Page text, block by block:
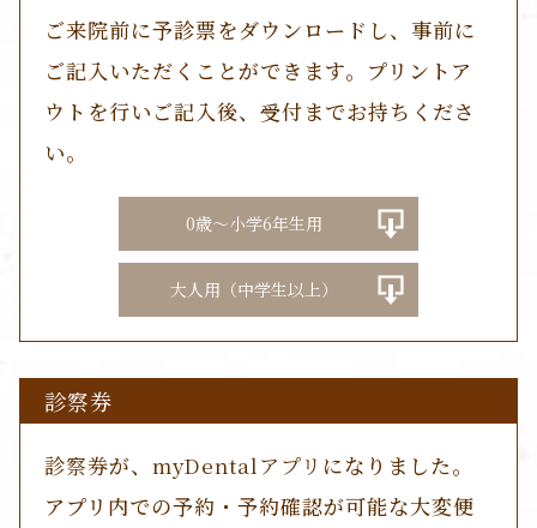
ご来院前に予診票をダウンロードし、事前に
ご記入いただくことができます。プリントア
ウトを行いご記入後、受付までお持ちくださ
い。
0歳～小学6年生用
大人用（中学生以上）
診察券
診察券が、 myDentalアプリ になりました。
アプリ内での予約・予約確認が可能な大変便